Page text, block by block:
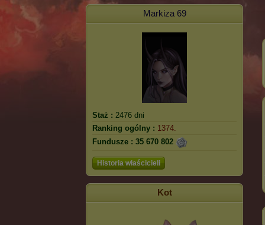
Markiza 69
Staż : 2476 dni
Ranking ogólny : 1374.
Fundusze : 35 670 802
Historia właścicieli
Kot